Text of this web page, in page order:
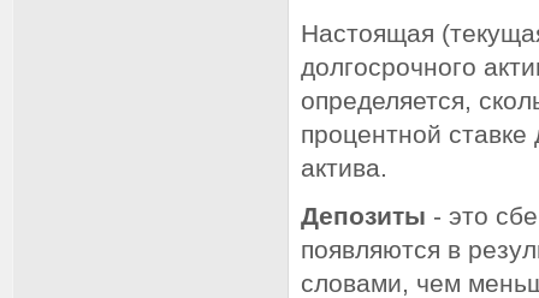
Настоящая
долгосрочного
определяется,
процентной
актива.
Депозиты - это
появляются в
словами, чем